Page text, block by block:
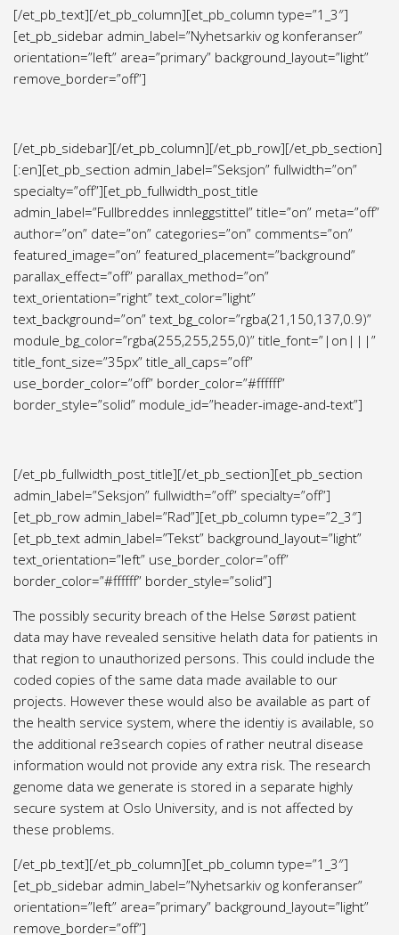
[/et_pb_text][/et_pb_column][et_pb_column type=”1_3″]
[et_pb_sidebar admin_label=”Nyhetsarkiv og konferanser”
orientation=”left” area=”primary” background_layout=”light”
remove_border=”off”]
[/et_pb_sidebar][/et_pb_column][/et_pb_row][/et_pb_section]
[:en][et_pb_section admin_label=”Seksjon” fullwidth=”on”
specialty=”off”][et_pb_fullwidth_post_title
admin_label=”Fullbreddes innleggstittel” title=”on” meta=”off”
author=”on” date=”on” categories=”on” comments=”on”
featured_image=”on” featured_placement=”background”
parallax_effect=”off” parallax_method=”on”
text_orientation=”right” text_color=”light”
text_background=”on” text_bg_color=”rgba(21,150,137,0.9)”
module_bg_color=”rgba(255,255,255,0)” title_font=”|on|||”
title_font_size=”35px” title_all_caps=”off”
use_border_color=”off” border_color=”#ffffff”
border_style=”solid” module_id=”header-image-and-text”]
[/et_pb_fullwidth_post_title][/et_pb_section][et_pb_section
admin_label=”Seksjon” fullwidth=”off” specialty=”off”]
[et_pb_row admin_label=”Rad”][et_pb_column type=”2_3″]
[et_pb_text admin_label=”Tekst” background_layout=”light”
text_orientation=”left” use_border_color=”off”
border_color=”#ffffff” border_style=”solid”]
The possibly security breach of the Helse Sørøst patient
data may have revealed sensitive helath data for patients in
that region to unauthorized persons. This could include the
coded copies of the same data made available to our
projects. However these would also be available as part of
the health service system, where the identiy is available, so
the additional re3search copies of rather neutral disease
information would not provide any extra risk. The research
genome data we generate is stored in a separate highly
secure system at Oslo University, and is not affected by
these problems.
[/et_pb_text][/et_pb_column][et_pb_column type=”1_3″]
[et_pb_sidebar admin_label=”Nyhetsarkiv og konferanser”
orientation=”left” area=”primary” background_layout=”light”
remove_border=”off”]